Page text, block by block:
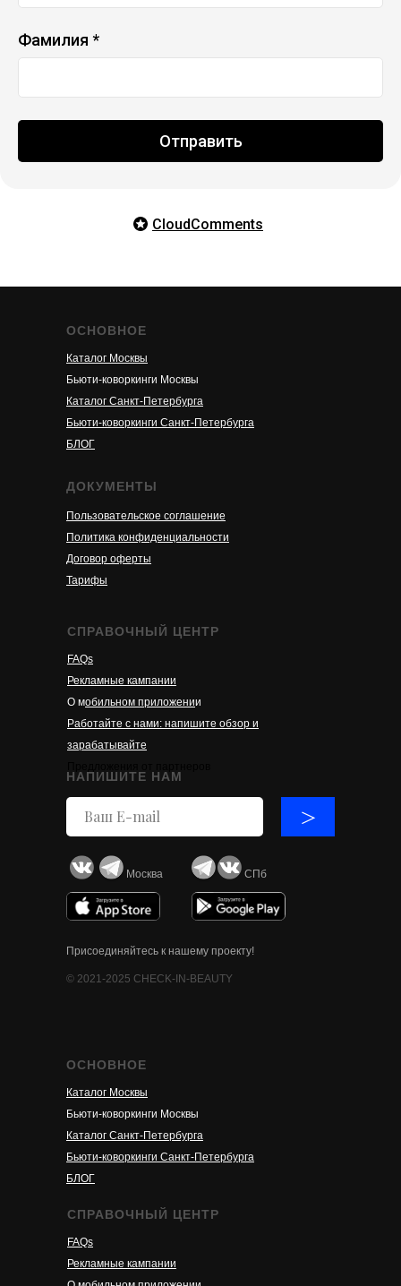
Фамилия *
Отправить
CloudComments
Каталог Москвы
Бьюти-коворкинги Москвы
Каталог Санкт-Петербурга
Бьюти-коворкинги Санкт-Петербурга
БЛОГ
ДОКУМЕНТЫ
Пользовательское соглашение
Политика конфиденциальности
Договор оферты
Тарифы
СПРАВОЧНЫЙ ЦЕНТР
FAQs
Рекламные кампании
О мобильном приложении
Работайте с нами: напишите обзор и
зарабатывайте
© 2021-2025 CHECK-IN-BEAUTY
>
Присоединяйтесь к нашему проекту!
НАПИШИТЕ НАМ
Москва СПб
ОСНОВНОЕ
Каталог Москвы
Бьюти-коворкинги Москвы
Каталог Санкт-Петербурга
Бьюти-коворкинги Санкт-Петербурга
БЛОГ
СПРАВОЧНЫЙ ЦЕНТР
FAQs
Рекламные кампании
ОСНОВНОЕ